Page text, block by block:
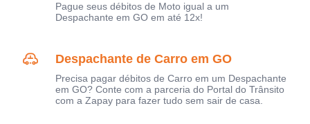
Pague seus débitos de Moto igual a um
Despachante em GO em até 12x!
Despachante de Carro em GO
Precisa pagar débitos de Carro em um Despachante
em GO? Conte com a parceria do Portal do Trânsito
com a Zapay para fazer tudo sem sair de casa.